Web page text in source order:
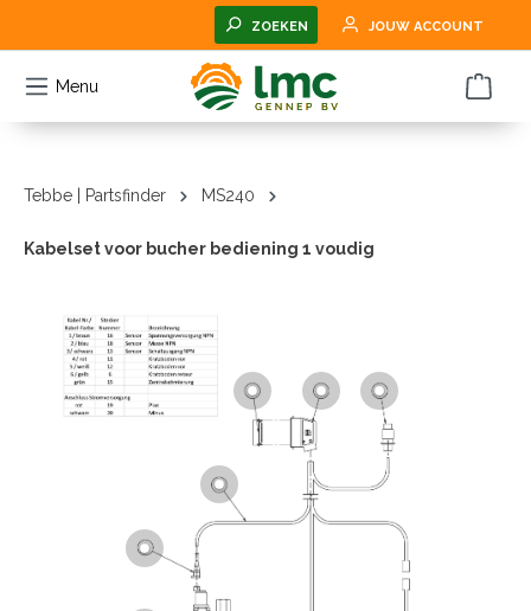
ZOEKEN JOUW ACCOUNT
Menu
Tebbe | Partsfinder MS240
Kabelset voor bucher bediening 1 voudig